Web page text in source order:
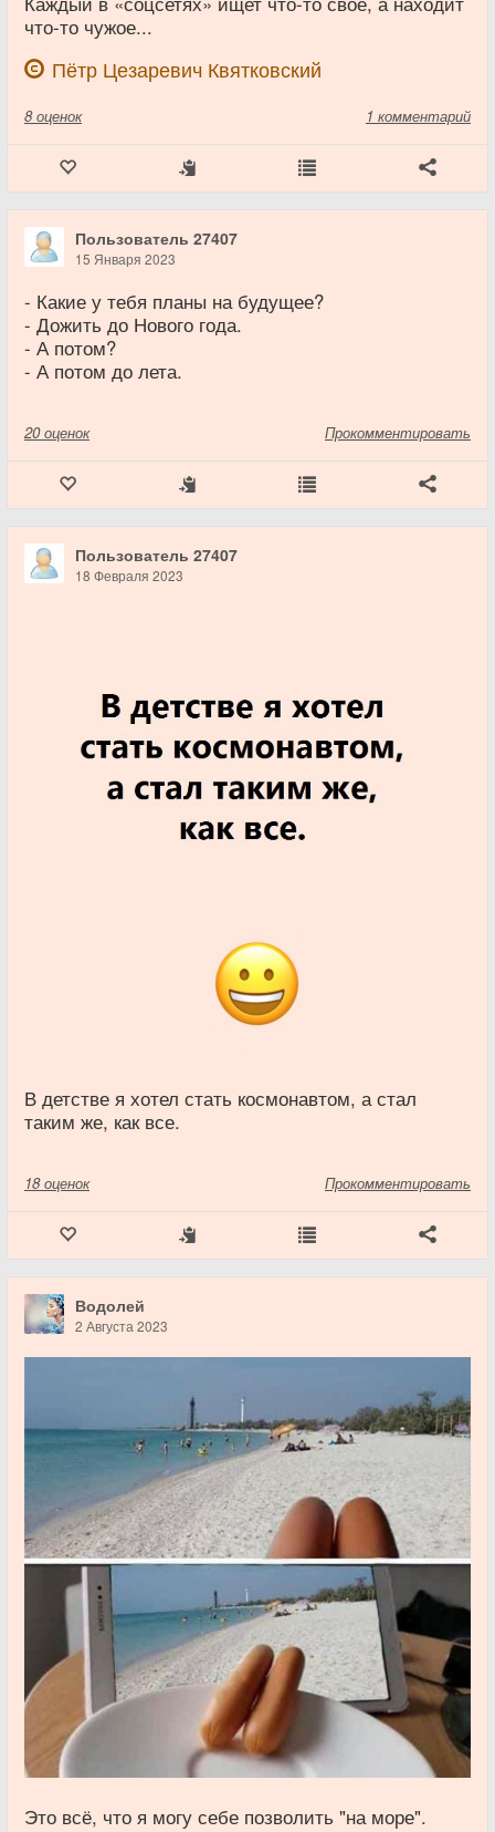
что-то чужое...
Пётр Цезаревич Квятковский
8 оценок 1 комментарий
Пользователь 27407
15 Января 2023
- Какие у тебя планы на будущее?
- Дожить до Нового года.
- А потом?
- А потом до лета.
20 оценок Прокомментировать
Пользователь 27407
18 Февраля 2023
В детстве я хотел стать космонавтом, а стал
таким же, как все.
18 оценок Прокомментировать
Водолей
2 Августа 2023
Это всё, что я могу себе позволить "на море".